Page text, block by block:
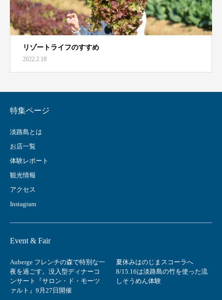
リゾートライフのすすめ
2022.2.18
特集ページ
淡路島とは
お店一覧
体験レポート
観光情報
アクセス
Instagram
Event & Fair
Auberge フレンチの森で特別な一
夜を過ごす。没入型ディナーコ
ンサート『サロン・ド・モーツ
ァルト』9月27日開催
夏休みはのじまスコーラへ
8/15.16は淡路島の竹を使った流
しそうめん体験